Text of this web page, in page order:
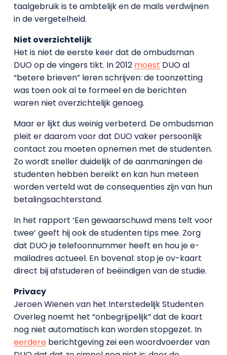
taalgebruik is te ambtelijk en de mails verdwijnen
in de vergetelheid.
Niet overzichtelijk
Het is niet de eerste keer dat de ombudsman
DUO op de vingers tikt. In 2012 moest DUO al
“betere brieven” leren schrijven: de toonzetting
was toen ook al te formeel en de berichten
waren niet overzichtelijk genoeg.
Maar er lijkt dus weinig verbeterd. De ombudsman
pleit er daarom voor dat DUO vaker persoonlijk
contact zou moeten opnemen met de studenten.
Zo wordt sneller duidelijk of de aanmaningen de
studenten hebben bereikt en kan hun meteen
worden verteld wat de consequenties zijn van hun
betalingsachterstand.
In het rapport ‘Een gewaarschuwd mens telt voor
twee’ geeft hij ook de studenten tips mee. Zorg
dat DUO je telefoonnummer heeft en hou je e-
mailadres actueel. En bovenal: stop je ov-kaart
direct bij afstuderen of beëindigen van de studie.
Privacy
Jeroen Wienen van het Interstedelijk Studenten
Overleg noemt het “onbegrijpelijk” dat de kaart
nog niet automatisch kan worden stopgezet. In
eerdereberichtgeving zei een woordvoerder van